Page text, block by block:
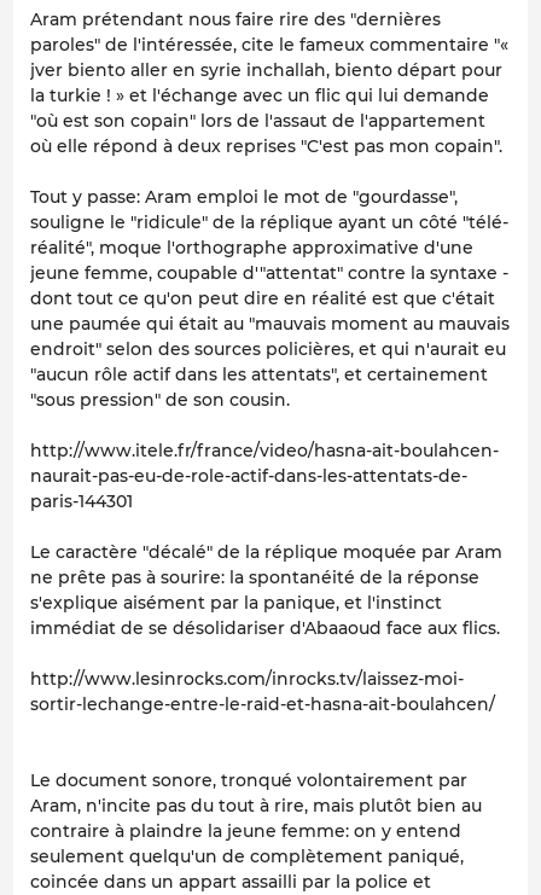
Aram prétendant nous faire rire des "dernières
paroles" de l'intéressée, cite le fameux commentaire "«
jver biento aller en syrie inchallah, biento départ pour
la turkie ! » et l'échange avec un flic qui lui demande
"où est son copain" lors de l'assaut de l'appartement
où elle répond à deux reprises "C'est pas mon copain".
Tout y passe: Aram emploi le mot de "gourdasse",
souligne le "ridicule" de la réplique ayant un côté "télé-
réalité", moque l'orthographe approximative d'une
jeune femme, coupable d'"attentat" contre la syntaxe -
dont tout ce qu'on peut dire en réalité est que c'était
une paumée qui était au "mauvais moment au mauvais
endroit" selon des sources policières, et qui n'aurait eu
"aucun rôle actif dans les attentats", et certainement
"sous pression" de son cousin.
http://www.itele.fr/france/video/hasna-ait-boulahcen-
naurait-pas-eu-de-role-actif-dans-les-attentats-de-
paris-144301
Le caractère "décalé" de la réplique moquée par Aram
ne prête pas à sourire: la spontanéité de la réponse
s'explique aisément par la panique, et l'instinct
immédiat de se désolidariser d'Abaaoud face aux flics.
http://www.lesinrocks.com/inrocks.tv/laissez-moi-
sortir-lechange-entre-le-raid-et-hasna-ait-boulahcen/
Le document sonore, tronqué volontairement par
Aram, n'incite pas du tout à rire, mais plutôt bien au
contraire à plaindre la jeune femme: on y entend
seulement quelqu'un de complètement paniqué,
coincée dans un appart assailli par la police et